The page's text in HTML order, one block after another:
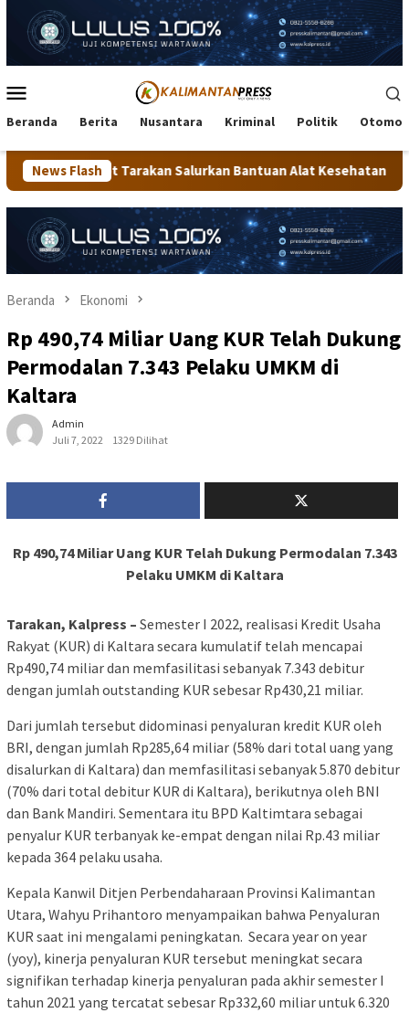
konten
Mobile
Beranda Berita Nusantara Kriminal Politik
News Flash
Salurkan Bantuan Alat Kesehatan dan Dorong Kemandirian
Beranda Ekonomi
Rp 490,74 Miliar Uang KUR Telah Dukung
Permodalan 7.343 Pelaku UMKM di
Kaltara
Admin
Juli 7, 2022
1329 Dilihat
Rp 490,74 Miliar Uang KUR Telah Dukung Permodalan 7.343
Pelaku UMKM di Kaltara
Tarakan, Kalpress – Semester I 2022, realisasi Kredit Usaha
Rakyat (KUR) di Kaltara secara kumulatif telah mencapai
Rp490,74 miliar dan memfasilitasi sebanyak 7.343 debitur
dengan jumlah outstanding KUR sebesar Rp430,21 miliar.
Dari jumlah tersebut didominasi penyaluran kredit KUR oleh
BRI, dengan jumlah Rp285,64 miliar (58% dari total uang yang
disalurkan di Kaltara) dan memfasilitasi sebanyak 5.870 debitur
(70% dari total debitur KUR di Kaltara), berikutnya oleh BNI
dan Bank Mandiri. Sementara itu BPD Kaltimtara sebagai
penyalur KUR terbanyak ke-empat dengan nilai Rp.43 miliar
kepada 364 pelaku usaha.
Kepala Kanwil Ditjen Perbendaharaan Provinsi Kalimantan
Utara, Wahyu Prihantoro menyampaikan bahwa Penyaluran
KUR saat ini mengalami peningkatan. Secara year on year
(yoy), kinerja penyaluran KUR tersebut meningkat secara
signifikan terhadap kinerja penyaluran pada akhir semester I
tahun 2021 yang tercatat sebesar Rp332,60 miliar untuk 6.320